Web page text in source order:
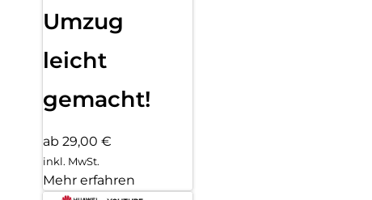
Umzug
leicht
gemacht!
ab 29,00 €
inkl. MwSt.
Mehr erfahren